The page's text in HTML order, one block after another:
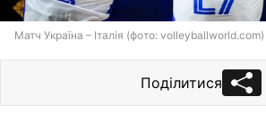
Матч Україна – Італія (фото: volleyballworld.com)
Поділитися